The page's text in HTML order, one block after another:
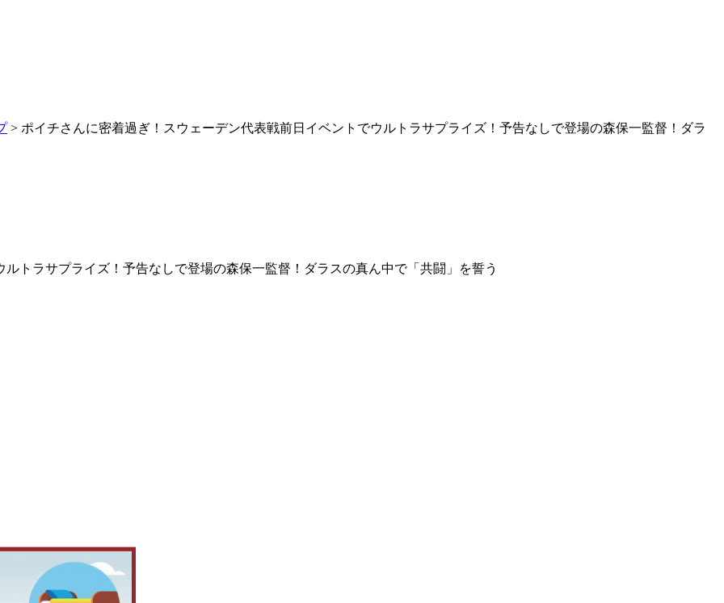
> ポイチさんに密着過ぎ！スウェーデン代表戦前日イベントでウルトラサプライズ！予告なしで登場の森保一監督！ダラ
トラサプライズ！予告なしで登場の森保一監督！ダラスの真ん中で「共闘」を誓う